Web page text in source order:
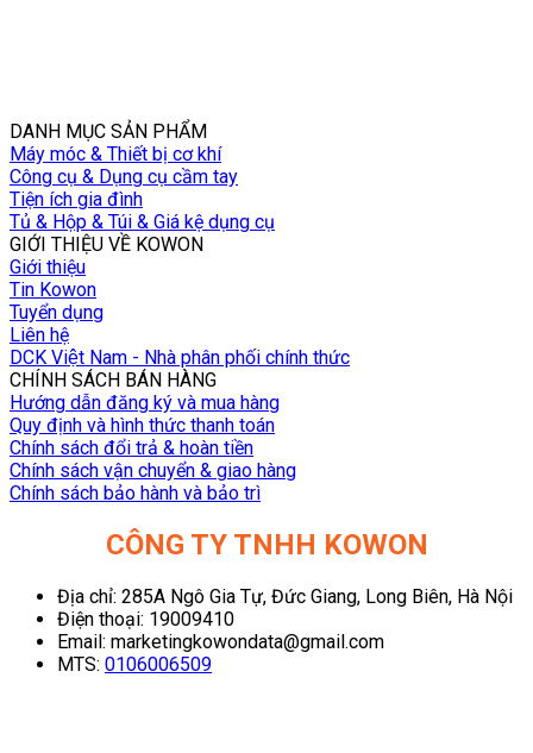
DANH MỤC SẢN PHẨM
Máy móc & Thiết bị cơ khí
Công cụ & Dụng cụ cầm tay
Tiện ích gia đình
Tủ & Hộp & Túi & Giá kệ dụng cụ
GIỚI THIỆU VỀ KOWON
Giới thiệu
Tin Kowon
Tuyển dụng
Liên hệ
DCK Việt Nam - Nhà phân phối chính thức
CHÍNH SÁCH BÁN HÀNG
Hướng dẫn đăng ký và mua hàng
Quy định và hình thức thanh toán
Chính sách đổi trả & hoàn tiền
Chính sách vận chuyển & giao hàng
Chính sách bảo hành và bảo trì
CÔNG TY TNHH KOWON
Địa chỉ: 285A Ngô Gia Tự, Đức Giang, Long Biên, Hà Nội
Điện thoại: 19009410
Email: marketingkowondata@gmail.com
MTS: 0106006509